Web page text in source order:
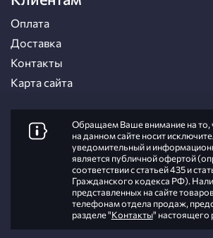
Оплата
Доставка
Контакты
Карта сайта
Обращаем Ваше внимание на то,
на данном сайте носит
уведомительный и
является публичной офертой
соответствии с статьей 435 и
Гражданского кодекса РФ).
представленных на сайте
телефонам отдела продаж,
разделе "Контакты" настоящего